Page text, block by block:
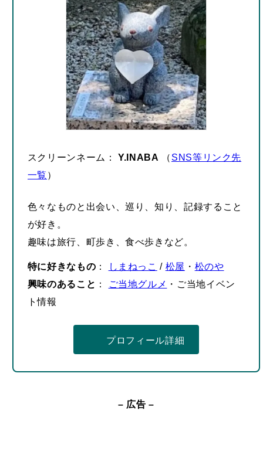
スクリーンネーム：Y.INABA （ SNS等リンク先
一覧 ）
色々なものと出会い、巡り、知り、記録すること
が好き。
趣味は旅行、町歩き、食べ歩きなど。
特に好きなもの ： しまねっこ / 松屋 ・ 松のや
興味のあること ： ご当地グルメ ・ご当地イベン
ト情報
プロフィール詳細
– 広告 –